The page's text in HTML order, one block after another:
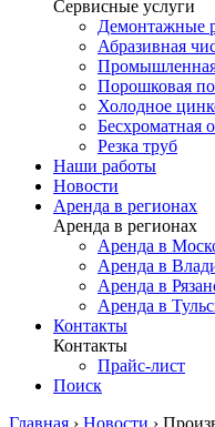
Сервисные услуги
Демонтажные
Абразивная
Промышленная
Порошковая
Холодное
Бесхроматная
Резка труб
Наши работы
Новости
Аренда в регионах
Аренда в регионах
Аренда в
Аренда в
Аренда в
Аренда в
Контакты
Контакты
Прайс-лист
Поиск
Главная › Новости ›